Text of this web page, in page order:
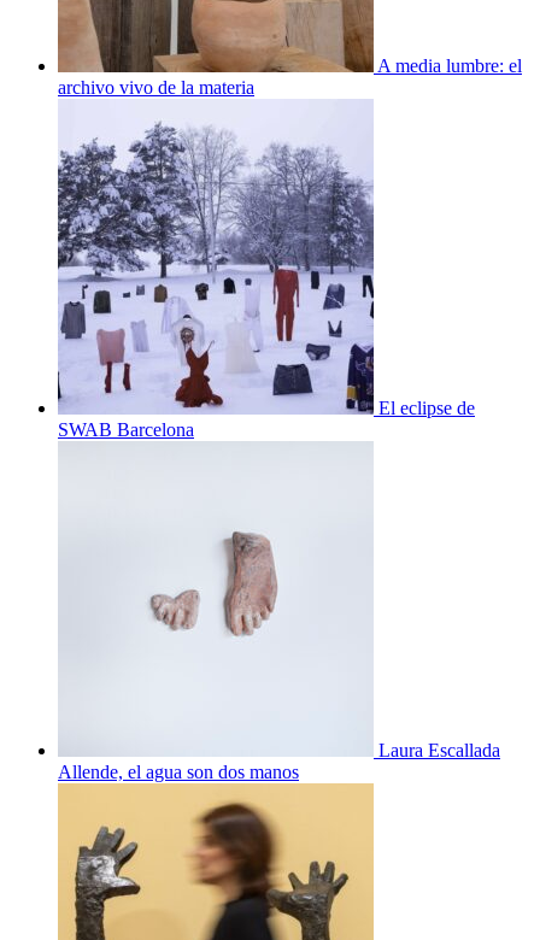
A media lumbre: el
archivo vivo de la materia
El eclipse de
SWAB Barcelona
Laura Escallada
Allende, el agua son dos manos